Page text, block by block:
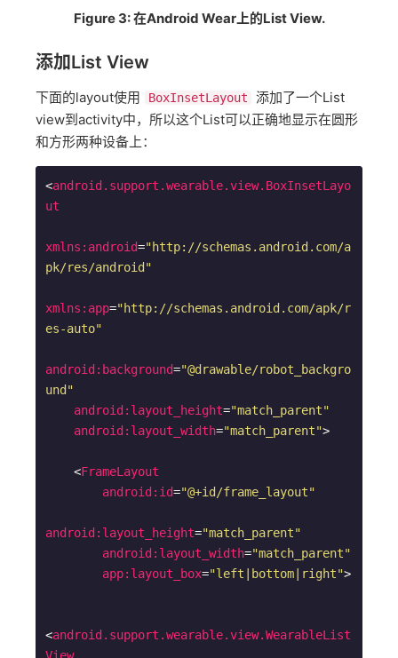
Figure 3: 在Android Wear上的List View.
添加List View
下面的layout使用 BoxInsetLayout
添加了一个List
view到activity中，所以这个List可以正确地显示在圆形
和方形两种设备上：
<android.support.wearable.view.BoxInsetLayo
ut
xmlns:android="http://schemas.android.com/a
pk/res/android"
xmlns:app="http://schemas.android.com/apk/r
es-auto"
android:background="@drawable/robot_backgro
und"
android:layout_height="match_parent"
android:layout_width="match_parent">
<FrameLayout
android:id="@+id/frame_layout"
android:layout_height="match_parent"
android:layout_width="match_parent"
app:layout_box="left|bottom|right">
<android.support.wearable.view.WearableList